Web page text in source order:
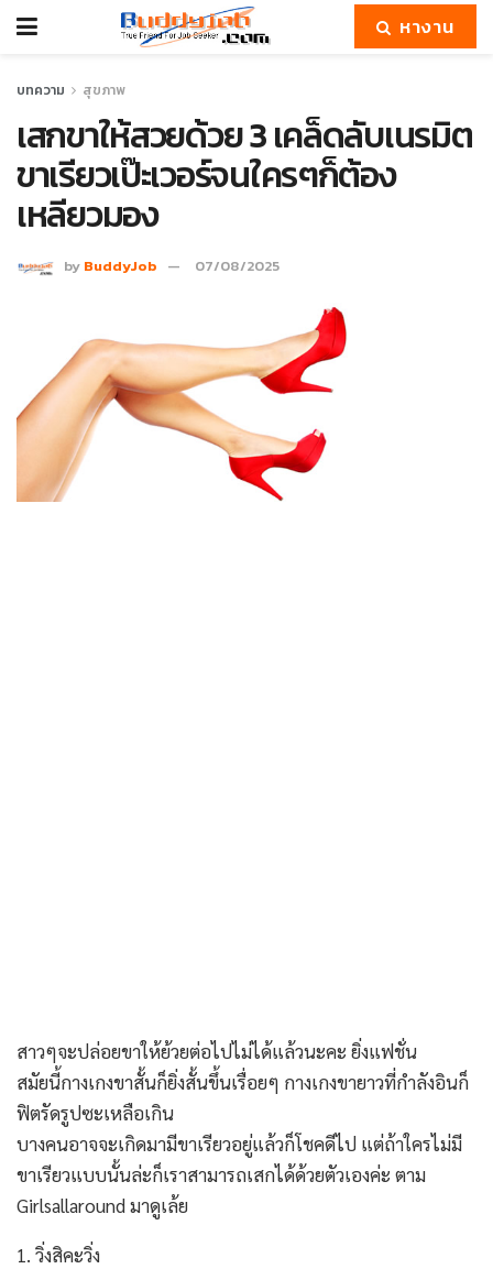
หางาน
บทความ สุขภาพ
เสกขาให้สวยด้วย 3 เคล็ดลับเนรมิต
ขาเรียวเป๊ะเวอร์จนใครๆก็ต้อง
เหลียวมอง
by BuddyJob 07/08/2025
สาวๆจะปล่อยขาให้ย้วยต่อไปไม่ได้แล้วนะคะ ยิ่งแฟชั่น
สมัยนี้กางเกงขาสั้นก็ยิ่งสั้นขึ้นเรื่อยๆ กางเกงขายาวที่กำลังอินก็
ฟิตรัดรูปซะเหลือเกิน
บางคนอาจจะเกิดมามีขาเรียวอยู่แล้วก็โชคดีไป แต่ถ้าใครไม่มี
ขาเรียวแบบนั้นล่ะก็เราสามารถเสกได้ด้วยตัวเองค่ะ ตาม
Girlsallaround มาดูเล้ย
1. วิ่งสิคะวิ่ง